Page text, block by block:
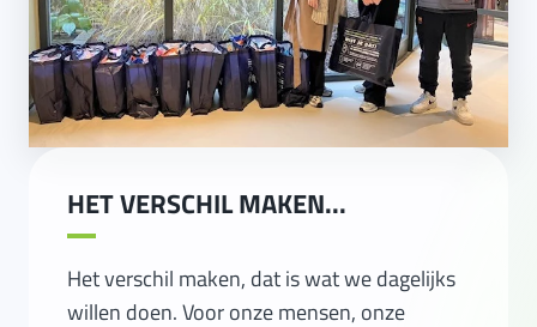
HET VERSCHIL MAKEN...
Het verschil maken, dat is wat we dagelijks
willen doen. Voor onze mensen, onze